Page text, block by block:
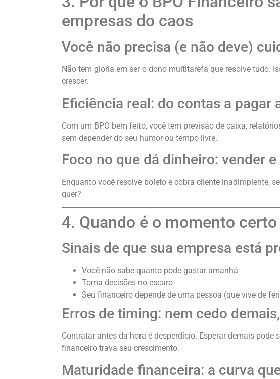
empresas do caos
Você não precisa (e não deve)
Não tem glória em ser o dono multitarefa que resolve tudo.
crescer.
Eficiência real: do contas a pagar
Com um BPO bem feito, você tem previsão de caixa,
sem depender do seu humor ou tempo livre.
Foco no que dá dinheiro: vender
Enquanto você resolve boleto e cobra cliente inadimplente,
quer?
4. Quando é o momento
Sinais de que sua empresa está
Você não sabe quanto pode gastar amanhã
Toma decisões no escuro
Seu financeiro depende de uma pessoa (que vive de
Erros de timing: nem cedo
Contratar antes da hora é desperdício. Esperar demais pode
financeiro trava seu crescimento.
Maturidade financeira: a curva